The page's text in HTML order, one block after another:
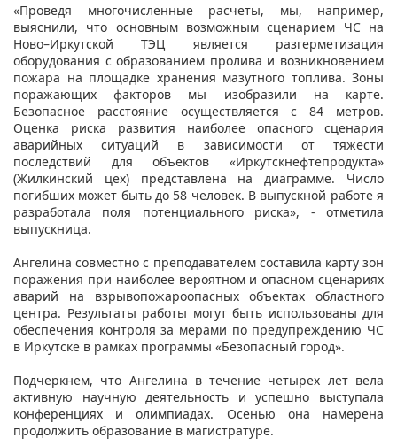
«Проведя многочисленные расчеты, мы, например,
выяснили, что основным возможным сценарием ЧС на
Ново–Иркутской ТЭЦ является разгерметизация
оборудования с образованием пролива и возникновением
пожара на площадке хранения мазутного топлива. Зоны
поражающих факторов мы изобразили на карте.
Безопасное расстояние осуществляется с 84 метров.
Оценка риска развития наиболее опасного сценария
аварийных ситуаций в зависимости от тяжести
последствий для объектов «Иркутскнефтепродукта»
(Жилкинский цех) представлена на диаграмме. Число
погибших может быть до 58 человек. В выпускной работе я
разработала поля потенциального риска», - отметила
выпускница.
Ангелина совместно с преподавателем составила карту зон
поражения при наиболее вероятном и опасном сценариях
аварий на взрывопожароопасных объектах областного
центра. Результаты работы могут быть использованы для
обеспечения контроля за мерами по предупреждению ЧС
в Иркутске в рамках программы «Безопасный город».
Подчеркнем, что Ангелина в течение четырех лет вела
активную научную деятельность и успешно выступала
конференциях и олимпиадах. Осенью она намерена
продолжить образование в магистратуре.